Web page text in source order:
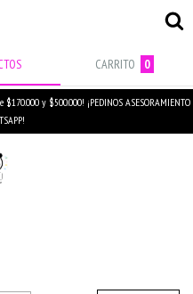
CARRITO 0
y $500.000! ¡PEDINOS ASESORAMIENTO